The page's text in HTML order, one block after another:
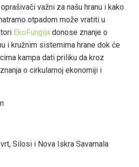
važni za našu hranu i kako
otpadom može vratiti u
EkoFungija donose znanje o
i kružnim sistemima hrane dok će
kampa dati priliku da kroz
o cirkularnoj ekonomiji i
Silosi i Nova Iskra Savamala